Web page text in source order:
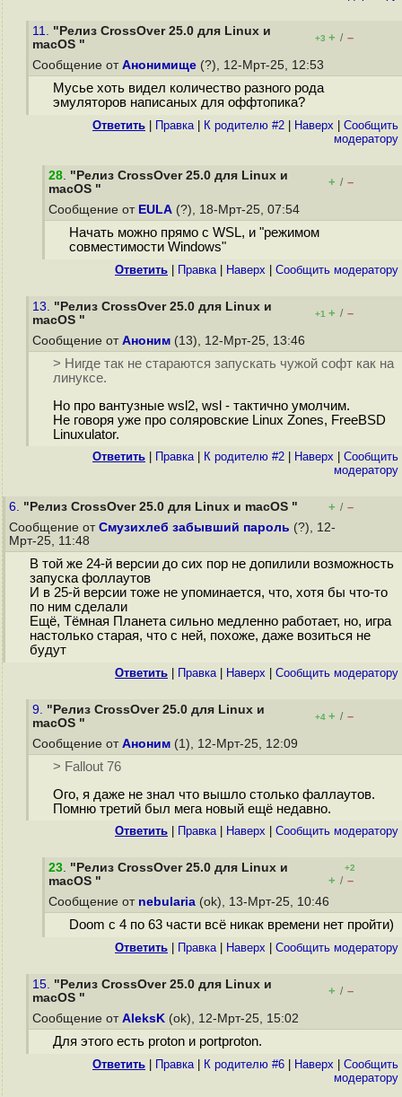
11. "Релиз CrossOver 25.0 для Linux и
macOS "
+3 + / –
Сообщение от Анонимище (?), 12-Мрт-25, 12:53
Мусье хоть видел количество разного рода
эмуляторов написаных для оффтопика?
Ответить Правка| К родителю #2 Наверх
Cообщить
модератору
28. "Релиз CrossOver 25.0 для Linux и
macOS "
+ / –
Сообщение от EULA (?), 18-Мрт-25, 07:54
Начать можно прямо с WSL, и "режимом
совместимости Windows"
Ответить Правка| Наверх Cообщить модератору
13. "Релиз CrossOver 25.0 для Linux и
macOS "
+1 + / –
Сообщение от Аноним (13), 12-Мрт-25, 13:46
> Нигде так не стараются запускать чужой софт как на
линуксе.
Но про вантузные wsl2, wsl - тактично умолчим.
Не говоря уже про соляровские Linux Zones, FreeBSD
Linuxulator.
Ответить Правка| К родителю #2 Наверх
Cообщить
модератору
6. "Релиз CrossOver 25.0 для Linux и macOS " + / –
Сообщение от Смузихлеб забывший пароль (?), 12-
Мрт-25, 11:48
В той же 24-й версии до сих пор не допилили возможность
запуска фоллаутов
И в 25-й версии тоже не упоминается, что, хотя бы что-то
по ним сделали
Ещё, Тёмная Планета сильно медленно работает, но, игра
настолько старая, что с ней, похоже, даже возиться не
будут
Ответить Правка| Наверх Cообщить модератору
9. "Релиз CrossOver 25.0 для Linux и
macOS "
+4 + / –
Сообщение от Аноним (1), 12-Мрт-25, 12:09
> Fallout 76
Ого, я даже не знал что вышло столько фаллаутов.
Помню третий был мега новый ещё недавно.
Ответить Правка| Наверх Cообщить модератору
23. "Релиз CrossOver 25.0 для Linux и
macOS "
+2
+ / –
Сообщение от nebularia (ok), 13-Мрт-25, 10:46
Doom с 4 по 63 части всё никак времени нет пройти)
Ответить Правка| Наверх Cообщить модератору
15. "Релиз CrossOver 25.0 для Linux и
macOS "
+ / –
Сообщение от AleksK (ok), 12-Мрт-25, 15:02
Для этого есть proton и portproton.
Ответить Правка| К родителю #6 Наверх
Cообщить
модератору